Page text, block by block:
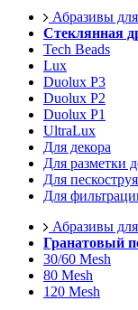
Абразивы
Стеклянная
Tech Beads
Lux
Duolux P3
Duolux P2
Duolux P1
UltraLux
Для декора
Для разметки
Для пескоструя
Для
Абразивы
Гранатовый
30/60 Mesh
80 Mesh
120 Mesh